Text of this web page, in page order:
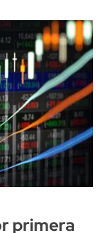
primera